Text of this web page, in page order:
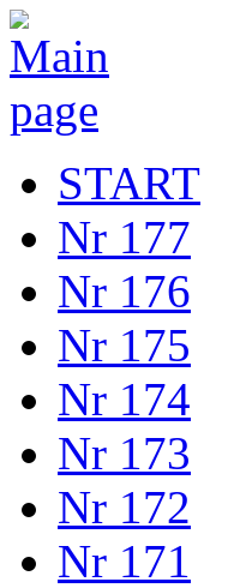
START
Nr 177
Nr 176
Nr 175
Nr 174
Nr 173
Nr 172
Nr 171